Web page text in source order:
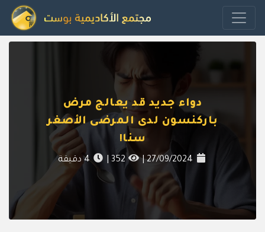
دواء جديد قد يعالج مرض
باركنسون لدى المرضى الأصغر
سنا!
27/09/2024
|
4 دقيقة